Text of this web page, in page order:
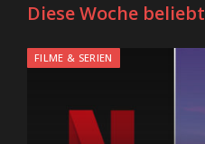
Diese Woche beliebt
FILME & SERIEN